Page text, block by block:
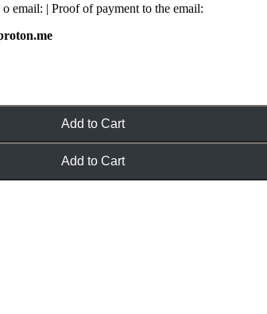
email: | Proof of payment to the email:
Add to Cart
Add to Cart